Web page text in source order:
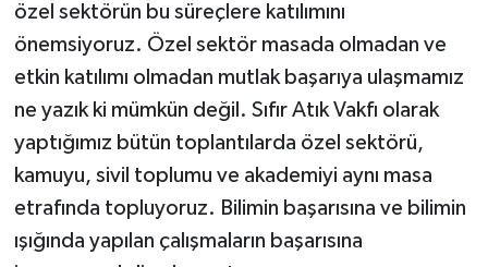
özel sektörün bu süreçlere katılımını
önemsiyoruz. Özel sektör masada olmadan ve
etkin katılımı olmadan mutlak başarıya ulaşmamız
ne yazık ki mümkün değil. Sıfır Atık Vakfı olarak
yaptığımız bütün toplantılarda özel sektörü,
kamuyu, sivil toplumu ve akademiyi aynı masa
etrafında topluyoruz. Bilimin başarısına ve bilimin
ışığında yapılan çalışmaların başarısına